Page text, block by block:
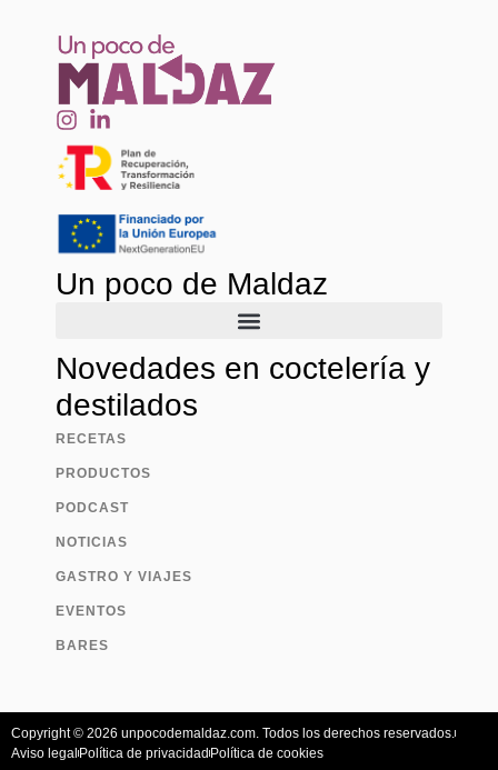
Un poco de Maldaz
Novedades en coctelería y
destilados
RECETAS
PRODUCTOS
PODCAST
NOTICIAS
GASTRO Y VIAJES
EVENTOS
BARES
Copyright © 2026 unpocodemaldaz.com. Todos los derechos reservados.
Aviso legal Política de privacidad Política de cookies